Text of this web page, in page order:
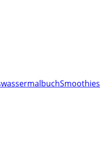
wassermalbuchSmoothies